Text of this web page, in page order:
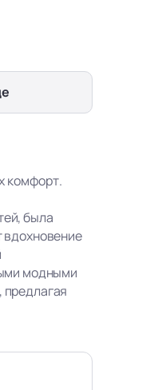
комфорт.
была
вдохновение
модными